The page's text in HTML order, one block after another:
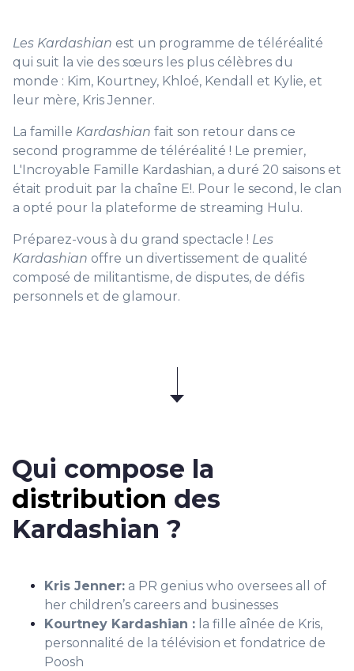
Les Kardashian est un programme de téléréalité
qui suit la vie des sœurs les plus célèbres du
monde : Kim, Kourtney, Khloé, Kendall et Kylie, et
leur mère, Kris Jenner.
La famille Kardashian fait son retour dans ce
second programme de téléréalité ! Le premier,
L'Incroyable Famille Kardashian, a duré 20 saisons et
était produit par la chaîne E!. Pour le second, le clan
a opté pour la plateforme de streaming Hulu.
Préparez-vous à du grand spectacle ! Les
Kardashian offre un divertissement de qualité
composé de militantisme, de disputes, de défis
personnels et de glamour.
Qui compose la
distribution des
Kardashian ?
Kris Jenner: a PR genius who oversees all of
her children’s careers and businesses
Kourtney Kardashian : la fille aînée de Kris,
personnalité de la télévision et fondatrice de
Poosh